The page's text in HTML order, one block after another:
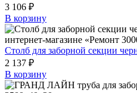
3 106 ₽
В корзину
Столб для заборной секции
2 137 ₽
В корзину